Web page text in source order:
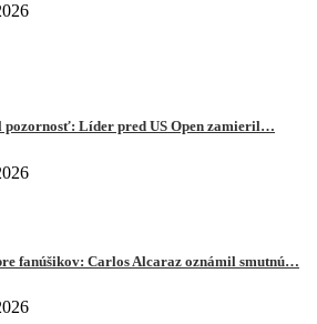
pozornosť: Líder pred US Open zamieril…
fanúšikov: Carlos Alcaraz oznámil smutnú…